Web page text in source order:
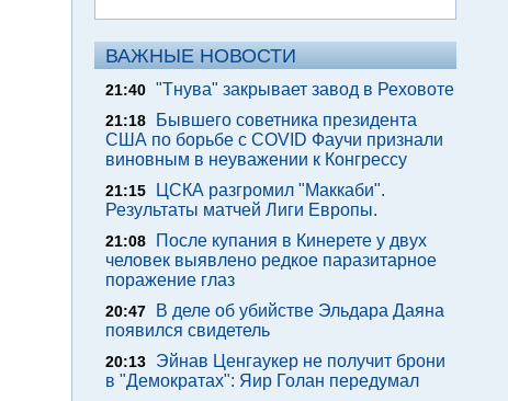
ВАЖНЫЕ НОВОСТИ
21:40 "Тнува" закрывает завод в Реховоте
21:18
Бывшего советника президента
США по борьбе с COVID Фаучи признали
виновным в неуважении к Конгрессу
21:15
ЦСКА разгромил "Маккаби".
Результаты матчей Лиги Европы.
21:08
После купания в Кинерете у двух
человек выявлено редкое паразитарное
поражение глаз
20:47
В деле об убийстве Эльдара Даяна
появился свидетель
20:13
Эйнав Ценгаукер не получит брони
в "Демократах": Яир Голан передумал